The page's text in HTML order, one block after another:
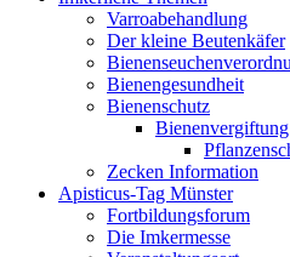
Varroabehandlung
Der kleine Beutenkäfer
Bienengesundheit
Bienenschutz
Bienenvergiftung
Zecken Information
Apisticus-Tag Münster
Fortbildungsforum
Die Imkermesse